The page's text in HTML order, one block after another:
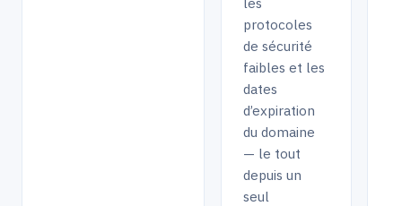
protocoles
de sécurité
faibles et les
dates
d’expiration
du domaine
— le tout
depuis un
seul